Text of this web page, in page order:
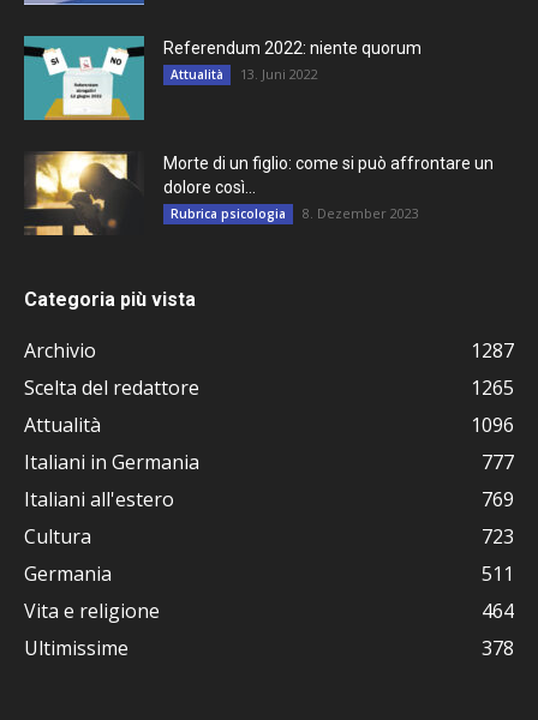
Referendum 2022: niente quorum
Attualità 13. Juni 2022
Morte di un figlio: come si può affrontare un
dolore così...
Rubrica psicologia 8. Dezember 2023
Categoria più vista
Archivio
1287
Scelta del redattore
1265
Attualità
1096
Italiani in Germania
777
Italiani all'estero
769
Cultura
723
Germania
511
Vita e religione
464
Ultimissime
378